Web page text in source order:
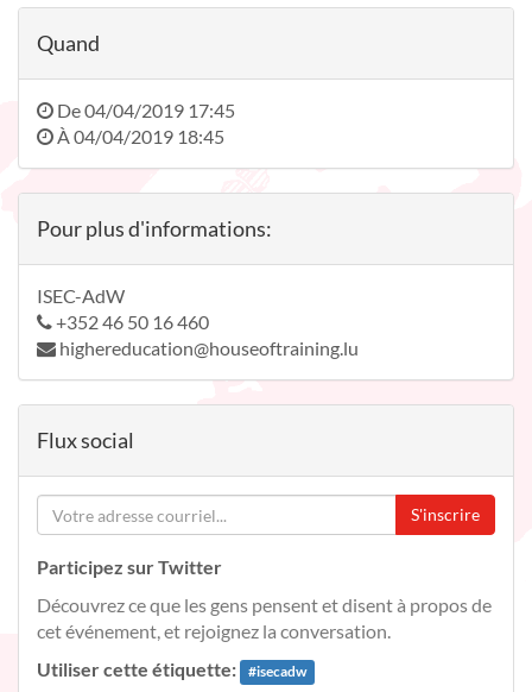
Quand
De04/04/2019 17:45
À04/04/2019 18:45
Pour plus d'informations:
ISEC-AdW
+352 46 50 16 460
highereducation@houseoftraining.lu
Flux social
S'inscrire
Participez sur Twitter
Découvrez ce que les gens pensent et disent à propos de
cet événement, et rejoignez la conversation.
Utiliser cette étiquette:
#isecadw